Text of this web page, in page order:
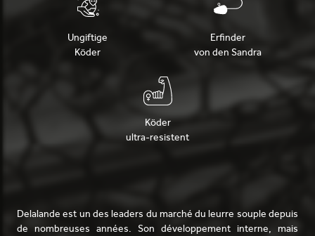
Ungiftige
Köder
Erfinder
von den Sandra
Köder
ultra-resistent
Delalande est un des leaders du marché du leurre souple depuis
de nombreuses années. Son développement interne, mais